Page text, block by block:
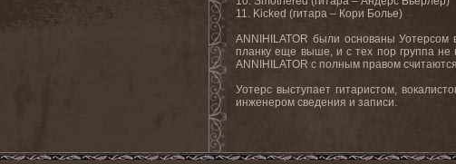
11. Kicked (гитара – Кори Болье)
ANNIHILATOR были основаны
планку еще выше, и с тех пор группа не
ANNIHILATOR с полным правом
Уотерс выступает гитаристом,
инженером сведения и записи.